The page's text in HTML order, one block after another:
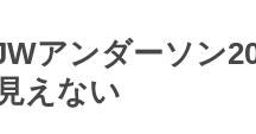
アンダーソン
えない